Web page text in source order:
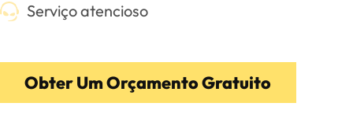
Serviço atencioso
Obter Um Orçamento Gratuito